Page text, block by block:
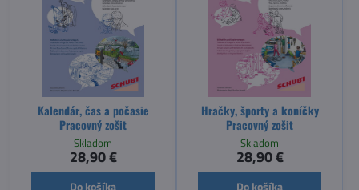
Kalendár, čas a počasie
Pracovný zošit
Skladom
28,90 €
Do košíka
Hračky, športy a koníčky
Pracovný zošit
Skladom
28,90 €
Do košíka